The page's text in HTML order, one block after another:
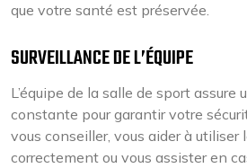
que votre santé est préservée.
SURVEILLANCE DE L’ÉQUIPE
L’équipe de la salle de sport assure
constante pour garantir votre
vous conseiller, vous aider à utiliser
correctement ou vous assister en